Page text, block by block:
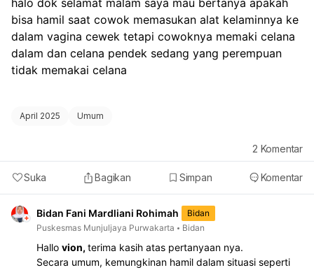
halo dok selamat malam saya mau bertanya apakah
bisa hamil saat cowok memasukan alat kelaminnya ke
dalam vagina cewek tetapi cowoknya memaki celana
dalam dan celana pendek sedang yang perempuan
tidak memakai celana
April 2025 Umum
Suka Bagikan Simpan Komentar
2 Komentar
Bidan Fani Mardliani Rohimah
Bidan
Puskesmas Munjuljaya Purwakarta
Bidan
Hallo vion, terima kasih atas pertanyaan nya.
Secara umum, kemungkinan hamil dalam situasi seperti